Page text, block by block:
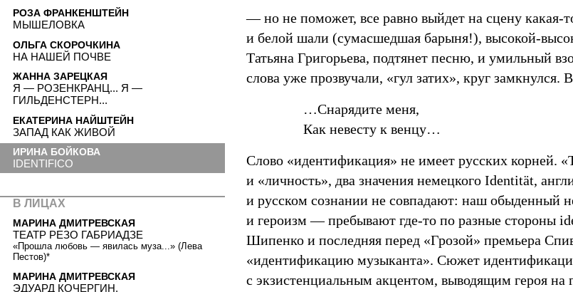
— но не поможет, все равно выйдет на сцену какая-
и белой шали (сумасшедшая барыня!), высокой-
Татьяна Григорьева, подтянет песню, и умильный
слова уже прозвучали, «гул затих», круг
…Снарядите меня,
Как невесту к венцу…
Слово «идентификация» не имеет русских корней.
и «личность», два значения немецкого Identität,
и русском сознании не совпадают: наш обыденный
и героизм — пребывают где-то по разные стороны
Шипенко и последняя перед «Грозой» премьера
«идентификацию музыканта». Сюжет
с экзистенциальным акцентом, выводящим героя
РОЗА ФРАНКЕНШТЕЙН
МЫШЕЛОВКА
ОЛЬГА СКОРОЧКИНА
НА НАШЕЙ ПОЧВЕ
ЖАННА ЗАРЕЦКАЯ
Я — РОЗЕНКРАНЦ... Я —
ГИЛЬДЕНСТЕРН...
ЕКАТЕРИНА НАЙШТЕЙН
ЗАПАД КАК ЖИВОЙ
ИРИНА БОЙКОВА
IDENTIFICO
В ЛИЦАХ
МАРИНА ДМИТРЕВСКАЯ
ТЕАТР РЕЗО ГАБРИАДЗЕ
«Прошла любовь — явилась муза...» (Лева
Пестов)*
МАРИНА ДМИТРЕВСКАЯ
ЭДУАРД КОЧЕРГИН.